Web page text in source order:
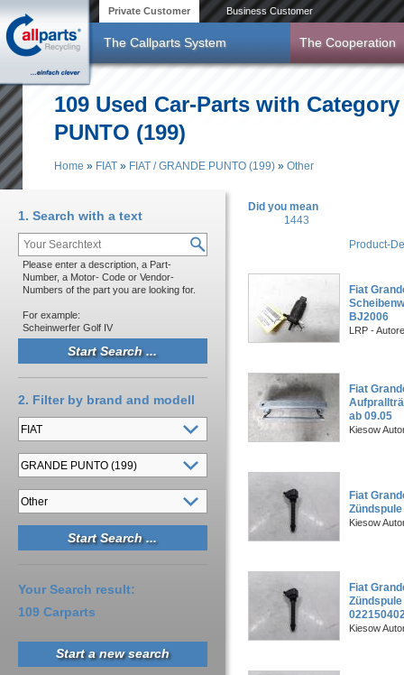
Skip to main content Private Customer Business Customer
The Callparts System The Cooperation
109 Used Car-Parts with
PUNTO (199)
Home » FIAT » FIAT / GRANDE PUNTO (199) » Other
Did you mean
1443
Product-
Fiat
BJ2006
LRP -
Fiat
ab 09.05
Kiesow
Fiat
Kiesow
Fiat
Zündspule
Kiesow
1. Search with a text
Please enter a description, a Part-
Number, a Motor- Code or Vendor-
Numbers of the part you are looking for.
For example:
Scheinwerfer Golf IV
2. Filter by brand and modell
Your Search result:
109 Carparts
Start a new search